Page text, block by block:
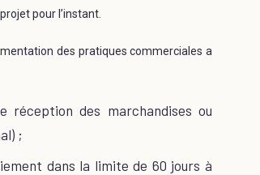
pour l’instant.
des pratiques commerciales a
des marchandises ou
;
dans la limite de 60 jours à